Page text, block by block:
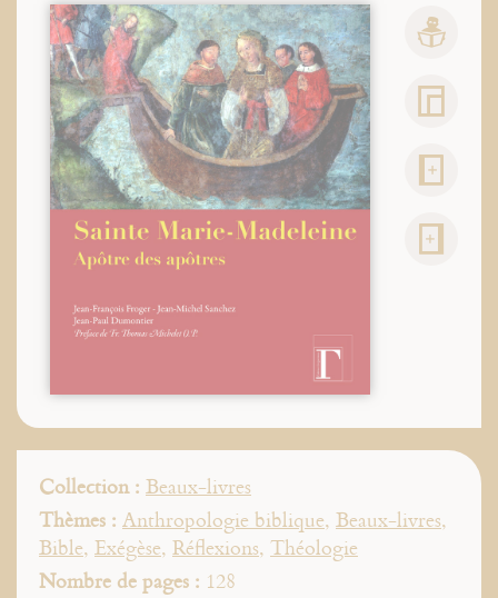
Collection : Beaux-livres
Thèmes : Anthropologie biblique, Beaux-livres,
Bible, Exégèse, Réflexions, Théologie
Nombre de pages : 128